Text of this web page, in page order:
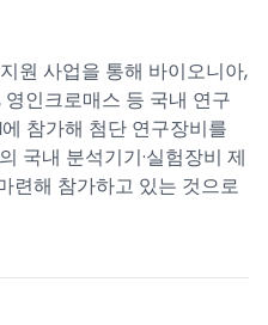
원 사업을 통해 바이오니아,
인크로매스 등 국내 연구
참가해 첨단 연구장비를
국내 분석기기·실험장비 제
련해 참가하고 있는 것으로